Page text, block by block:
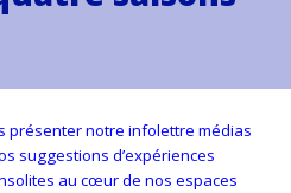
présenter notre infolettre médias
suggestions d’expériences
au cœur de nos espaces